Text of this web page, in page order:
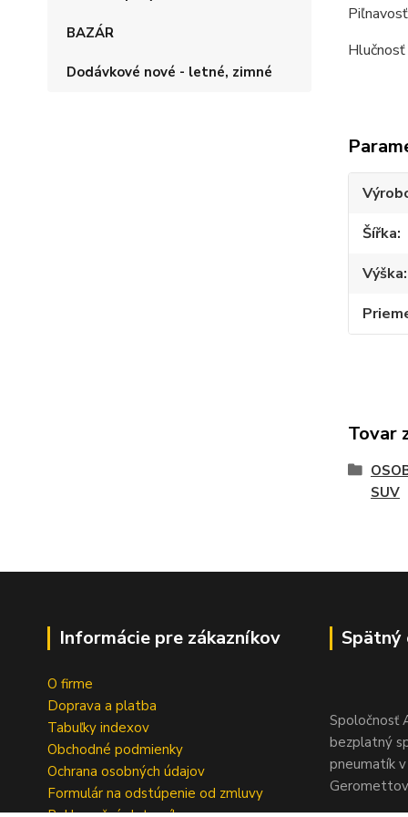
BAZÁR
Dodávkové nové - letné, zimné
Šířka
Výška
Tovar
SUV
Informácie pre zákazníkov
O firme
Doprava a platba
Tabuľky indexov
Obchodné podmienky
Ochrana osobných údajov
Formulár na odstúpenie od zmluvy
Spätný
Spoločnosť
bezplatný
pneumatík